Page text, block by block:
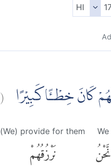
كَانَ خِطْـًٔا كَبِيْرًا (
We
نَّحْنُ
(We) provide for them
نَرْزُقُهُمْ